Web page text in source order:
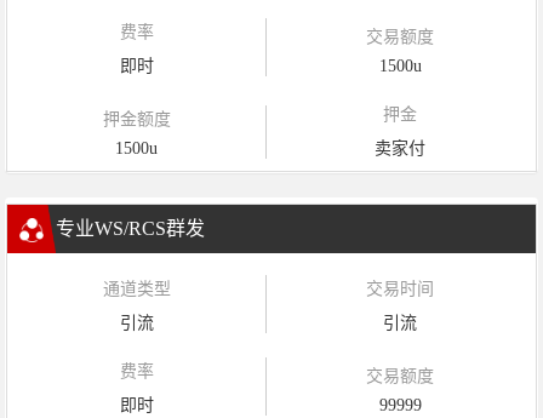
费率
即时
交易额度
1500u
押金额度
1500u
押金
卖家付
专业WS/RCS群发
通道类型
引流
交易时间
引流
费率
即时
交易额度
99999